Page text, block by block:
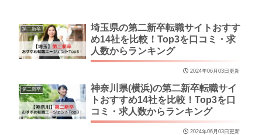
第二新卒
埼玉県の第二新卒転職サイトおすす
め14社を比較！Top3を口コミ・求
人数からランキング
2024年06月03日更新
第二新卒
神奈川県(横浜)の第二新卒転職サイ
トおすすめ14社を比較！Top3を口
コミ・求人数からランキング
2024年06月03日更新